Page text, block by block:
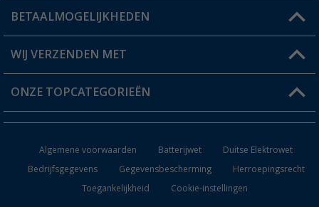
Status bestelling
Verlanglijstje
FAQ & Contact
Verzendinformatie
Catalogus
BETAALMOGELIJKHEDEN
WIJ VERZENDEN MET
ONZE TOPCATEGORIEËN
Campingmeubilair
Algemene voorwaarden Batterijwet
Duitse Elektrowet
Bedrijfsgegevens
Gegevensbescherming
Herroepingsrecht
Toegankelijkheid
Cookie-instellingen